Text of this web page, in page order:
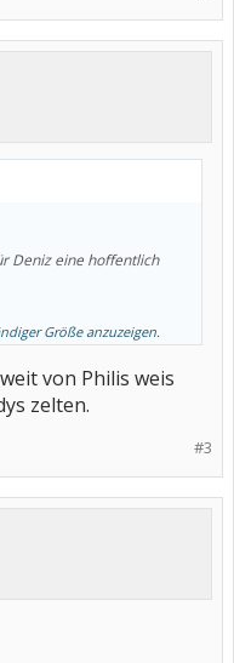
Deniz eine hoffentlich
nach Baden-
Größe anzuzeigen.
von Philis weis
zelten.
#3